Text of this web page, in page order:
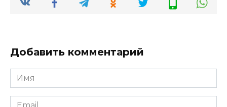
Добавить комментарий
Имя
*
Email